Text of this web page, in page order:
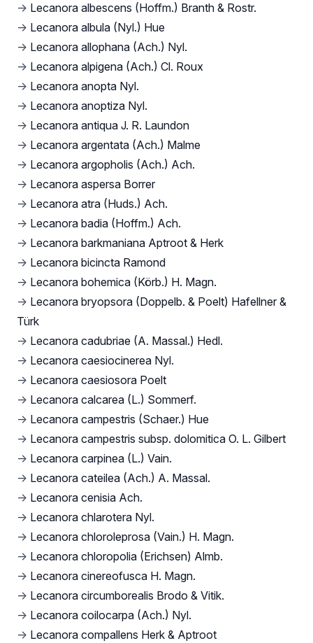
→ Lecanora albescens (Hoffm.) Branth & Rostr.
→ Lecanora albula (Nyl.) Hue
→ Lecanora allophana (Ach.) Nyl.
→ Lecanora alpigena (Ach.) Cl. Roux
→ Lecanora anopta Nyl.
→ Lecanora anoptiza Nyl.
→ Lecanora antiqua J. R. Laundon
→ Lecanora argentata (Ach.) Malme
→ Lecanora argopholis (Ach.) Ach.
→ Lecanora aspersa Borrer
→ Lecanora atra (Huds.) Ach.
→ Lecanora badia (Hoffm.) Ach.
→ Lecanora barkmaniana Aptroot & Herk
→ Lecanora bicincta Ramond
→ Lecanora bohemica (Körb.) H. Magn.
→ Lecanora bryopsora (Doppelb. & Poelt) Hafellner &
Türk
→ Lecanora cadubriae (A. Massal.) Hedl.
→ Lecanora caesiocinerea Nyl.
→ Lecanora caesiosora Poelt
→ Lecanora calcarea (L.) Sommerf.
→ Lecanora campestris (Schaer.) Hue
→ Lecanora campestris subsp. dolomitica O. L. Gilbert
→ Lecanora carpinea (L.) Vain.
→ Lecanora cateilea (Ach.) A. Massal.
→ Lecanora cenisia Ach.
→ Lecanora chlarotera Nyl.
→ Lecanora chloroleprosa (Vain.) H. Magn.
→ Lecanora chloropolia (Erichsen) Almb.
→ Lecanora cinereofusca H. Magn.
→ Lecanora circumborealis Brodo & Vitik.
→ Lecanora coilocarpa (Ach.) Nyl.
→ Lecanora compallens Herk & Aptroot